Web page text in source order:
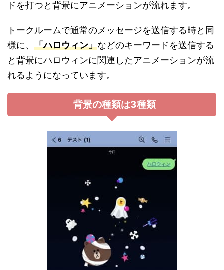
ドを打つと背景にアニメーションが流れます。
トークルームで通常のメッセージを送信する時と同
様に、 「ハロウィン」などのキーワードを送信する
と背景にハロウィンに関連したアニメーションが流
れるようになっています。
背景の種類は3種類